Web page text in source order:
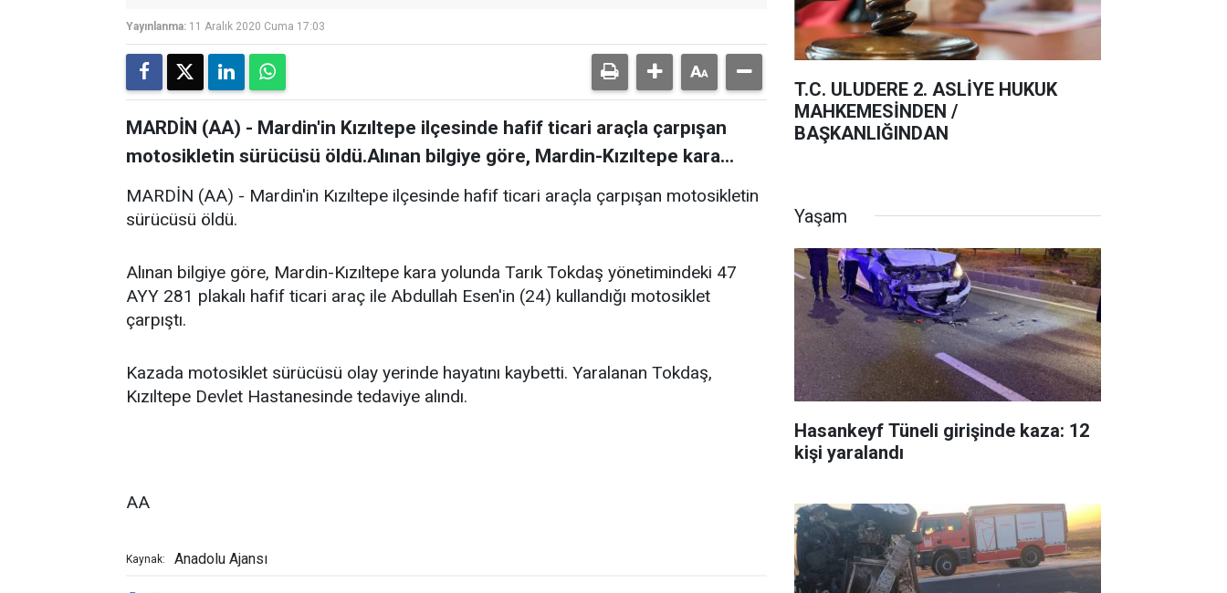
Yayınlanma: 11 Aralık 2020 Cuma 17:03
MARDİN (AA) - Mardin'in Kızıltepe ilçesinde hafif ticari araçla çarpışan
motosikletin sürücüsü öldü.Alınan bilgiye göre, Mardin-Kızıltepe kara...
MARDİN (AA) - Mardin'in Kızıltepe ilçesinde hafif ticari araçla çarpışan motosikletin
sürücüsü öldü.
Alınan bilgiye göre, Mardin-Kızıltepe kara yolunda Tarık Tokdaş yönetimindeki 47
AYY 281 plakalı hafif ticari araç ile Abdullah Esen'in (24) kullandığı motosiklet
çarpıştı.
Kazada motosiklet sürücüsü olay yerinde hayatını kaybetti. Yaralanan Tokdaş,
Kızıltepe Devlet Hastanesinde tedaviye alındı.
AA
Kaynak: Anadolu Ajansı
T.C. ULUDERE 2. ASLİYE HUKUK
MAHKEMESİNDEN /
BAŞKANLIĞINDAN
Yaşam
Hasankeyf Tüneli girişinde kaza: 12
kişi yaralandı